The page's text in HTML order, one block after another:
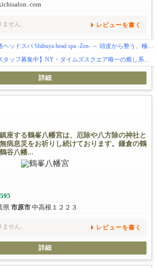
com
せん。 レビューを書く
ッドスパ Shibuya head spa -Zen- ～ 頭皮から整う、極上のリラクゼーション ～
フ募集中】NY・タイムズスクエア唯一の癒し系日系サロンで働こう！ 自然と創造性が融合する空間で、あなたの「なりたい美容師像」を実現しませんか？ ※VISA・ライセンスサポートあり
詳細
座する鶴峯八幡宮は、厄除や八方除の神社と
病息災をお祈りし続けております。鎌倉の鶴
谷八幡...
県 市原市 中高根１２２３
せん。 レビューを書く
詳細